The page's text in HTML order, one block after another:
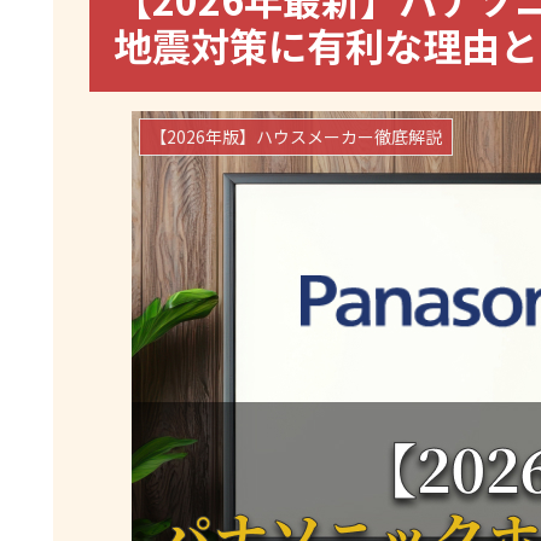
地震対策に有利な理由
【2026年版】ハウスメーカー徹底解説